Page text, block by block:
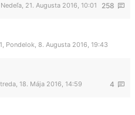
258
Nedeľa, 21. Augusta 2016, 10:01
Pondelok, 8. Augusta 2016, 19:43
4
18. Mája 2016, 14:59